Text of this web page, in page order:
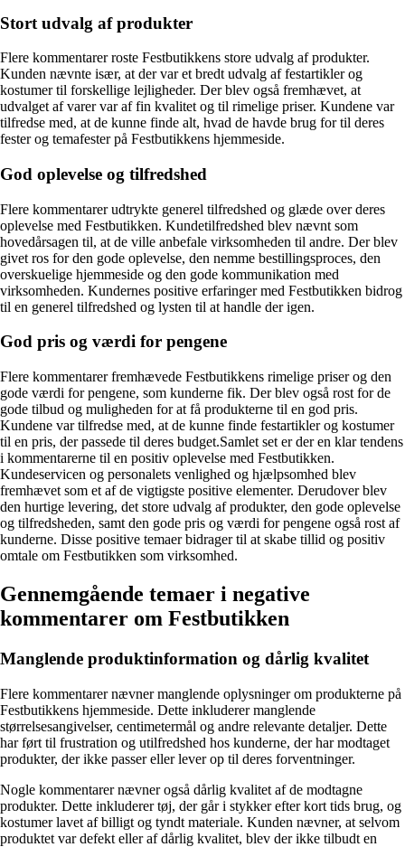
Stort udvalg af produkter
Flere kommentarer roste Festbutikkens store udvalg af produkter.
Kunden nævnte især, at der var et bredt udvalg af festartikler og
kostumer til forskellige lejligheder. Der blev også fremhævet, at
udvalget af varer var af fin kvalitet og til rimelige priser. Kundene var
tilfredse med, at de kunne finde alt, hvad de havde brug for til deres
fester og temafester på Festbutikkens hjemmeside.
God oplevelse og tilfredshed
Flere kommentarer udtrykte generel tilfredshed og glæde over deres
oplevelse med Festbutikken. Kundetilfredshed blev nævnt som
hovedårsagen til, at de ville anbefale virksomheden til andre. Der blev
givet ros for den gode oplevelse, den nemme bestillingsproces, den
overskuelige hjemmeside og den gode kommunikation med
virksomheden. Kundernes positive erfaringer med Festbutikken bidrog
til en generel tilfredshed og lysten til at handle der igen.
God pris og værdi for pengene
Flere kommentarer fremhævede Festbutikkens rimelige priser og den
gode værdi for pengene, som kunderne fik. Der blev også rost for de
gode tilbud og muligheden for at få produkterne til en god pris.
Kundene var tilfredse med, at de kunne finde festartikler og kostumer
til en pris, der passede til deres budget.Samlet set er der en klar tendens
i kommentarerne til en positiv oplevelse med Festbutikken.
Kundeservicen og personalets venlighed og hjælpsomhed blev
fremhævet som et af de vigtigste positive elementer. Derudover blev
den hurtige levering, det store udvalg af produkter, den gode oplevelse
og tilfredsheden, samt den gode pris og værdi for pengene også rost af
kunderne. Disse positive temaer bidrager til at skabe tillid og positiv
omtale om Festbutikken som virksomhed.
Gennemgående temaer i negative
kommentarer om Festbutikken
Manglende produktinformation og dårlig kvalitet
Flere kommentarer nævner manglende oplysninger om produkterne på
Festbutikkens hjemmeside. Dette inkluderer manglende
størrelsesangivelser, centimetermål og andre relevante detaljer. Dette
har ført til frustration og utilfredshed hos kunderne, der har modtaget
produkter, der ikke passer eller lever op til deres forventninger.
Nogle kommentarer nævner også dårlig kvalitet af de modtagne
produkter. Dette inkluderer tøj, der går i stykker efter kort tids brug, og
kostumer lavet af billigt og tyndt materiale. Kunden nævner, at selvom
produktet var defekt eller af dårlig kvalitet, blev der ikke tilbudt en